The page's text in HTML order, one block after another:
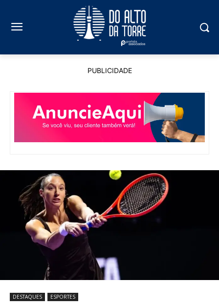
PUBLICIDADE
DESTAQUES ESPORTES